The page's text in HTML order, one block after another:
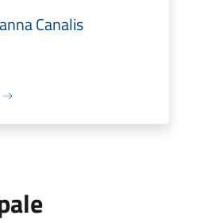
Canalis